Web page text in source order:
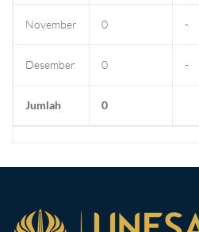
November 0 -
Desember 0 -
Jumlah 0